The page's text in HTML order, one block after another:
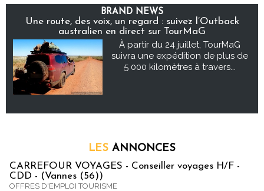
BRAND NEWS
Une route, des voix, un regard : suivez l’Outback
australien en direct sur TourMaG
À partir du 24 juillet, TourMaG
suivra une expédition de plus de
5 000 kilomètres à travers...
LES ANNONCES
CARREFOUR VOYAGES - Conseiller voyages H/F -
CDD - (Vannes (56))
OFFRES D'EMPLOI TOURISME